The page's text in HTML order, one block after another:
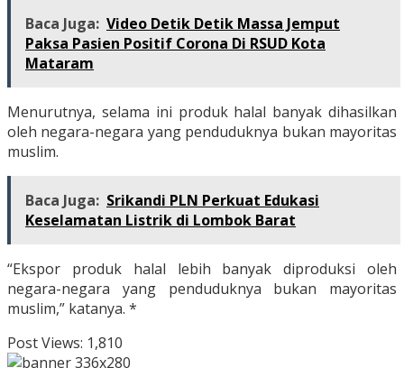
Baca Juga: Video Detik Detik Massa Jemput
Paksa Pasien Positif Corona Di RSUD Kota
Mataram
Menurutnya, selama ini produk halal banyak dihasilkan
oleh negara-negara yang penduduknya bukan mayoritas
muslim.
Baca Juga: Srikandi PLN Perkuat Edukasi
Keselamatan Listrik di Lombok Barat
“Ekspor produk halal lebih banyak diproduksi oleh
negara-negara yang penduduknya bukan mayoritas
muslim,” katanya. *
Post Views: 1,810